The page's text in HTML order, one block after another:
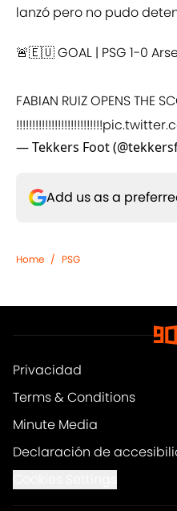
lanzó pero no pudo
🚨🇪🇺 GOAL | PSG 1-0
FABIAN RUIZ OPENS THE
!!!!!!!!!!!!!!!!!!!!!!!!!!!
— Tekkers Foot
Add us as a
Home / PSG
Privacidad
Terms & Conditions
Minute Media
Declaración de